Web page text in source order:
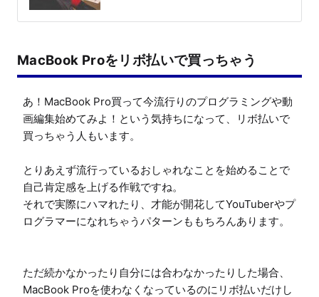
MacBook Proをリボ払いで買っちゃう
あ！MacBook Pro買って今流行りのプログラミングや動
画編集始めてみよ！という気持ちになって、リボ払いで
買っちゃう人もいます。
とりあえず流行っているおしゃれなことを始めることで
自己肯定感を上げる作戦ですね。
それで実際にハマれたり、才能が開花してYouTuberやプ
ログラマーになれちゃうパターンももちろんあります。
ただ続かなかったり自分には合わなかったりした場合、
MacBook Proを使わなくなっているのにリボ払いだけし